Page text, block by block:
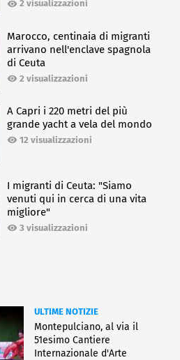
2 visualizzazioni
Marocco, centinaia di migranti
arrivano nell'enclave spagnola
di Ceuta
2 visualizzazioni
A Capri i 220 metri del più
grande yacht a vela del mondo
12 visualizzazioni
I migranti di Ceuta: "Siamo
venuti qui in cerca di una vita
migliore"
3 visualizzazioni
ULTIME NOTIZIE
Montepulciano, al via il
51esimo Cantiere
Internazionale d'Arte